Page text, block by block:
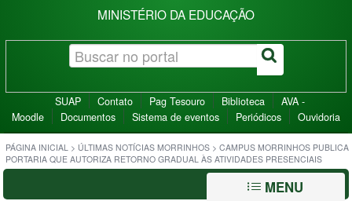
MINISTÉRIO DA EDUCAÇÃO
SUAP Contato Pag Tesouro Biblioteca
AVA -
Moodle
Documentos Sistema de eventos Periódicos Ouvidoria
PÁGINA INICIAL > ÚLTIMAS NOTÍCIAS MORRINHOS > CAMPUS MORRINHOS PUBLICA
PORTARIA QUE AUTORIZA RETORNO GRADUAL ÀS ATIVIDADES PRESENCIAIS
MENU